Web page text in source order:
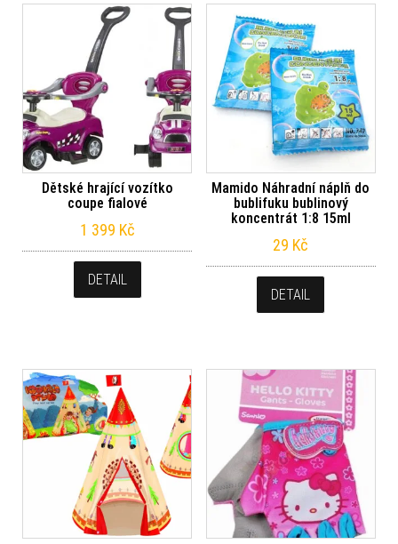
Dětské hrající vozítko
coupe fialové
1 399 Kč
DETAIL
Mamido Náhradní náplň do
bublifuku bublinový
koncentrát 1:8 15ml
29 Kč
DETAIL